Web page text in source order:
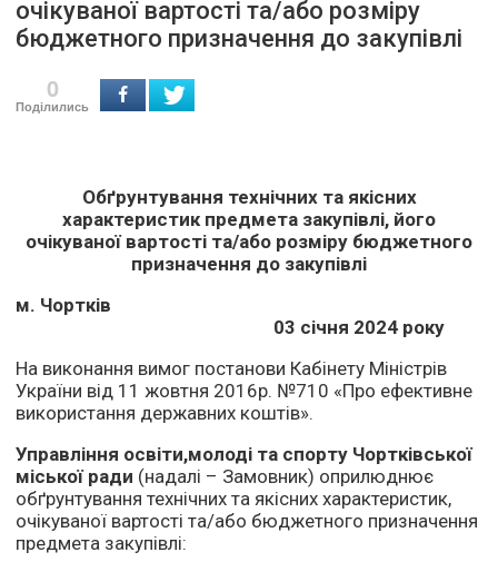
очікуваної вартості та/або розміру
бюджетного призначення до закупівлі
0
Поділились
Обґрунтування технічних та якісних
характеристик предмета закупівлі, його
очікуваної вартості та/або розміру бюджетного
призначення до закупівлі
м. Чортків
03 січня 2024 року
На виконання вимог постанови Кабінету Міністрів
України від 11 жовтня 2016р. №710 «Про ефективне
використання державних коштів».
Управління освіти,молоді та спорту Чортківської
міської ради (надалі – Замовник) оприлюднює
обґрунтування технічних та якісних характеристик,
очікуваної вартості та/або бюджетного призначення
предмета закупівлі: